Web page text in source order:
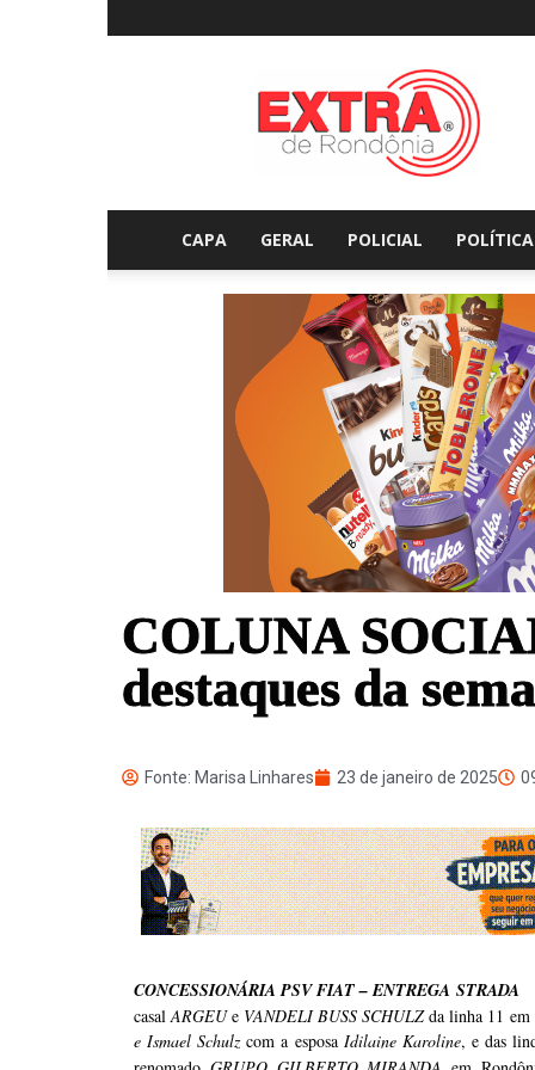
CAPA GERAL POLICIAL POLÍTICA
COLUNA
destaques da
Fonte: Marisa Linhares 23 de janeiro de 2025
CONCESSIONÁRIA PSV FIAT – ENTREGA STRADA
casalARGEUe VANDELI BUSS SCHULZda linha 11 em
e Ismael Schulzcom a esposa Idilaine Karoline, e das